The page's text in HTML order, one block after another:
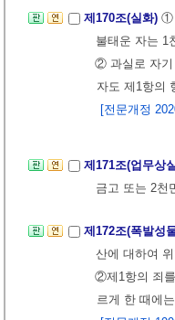
제170조(실화) ①
불태운 자는 1
② 과실로 자
자도 제1항의
[전문개정
제171조(업무상
금고 또는 2천
제172조(폭발성
산에 대하여
②제1항의 죄
르게 한 때에